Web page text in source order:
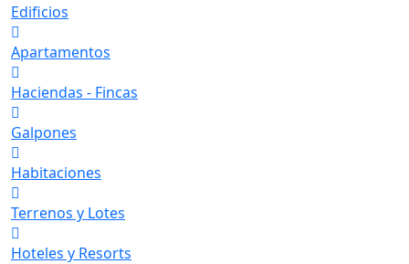
Edificios
Apartamentos
Haciendas - Fincas
Galpones
Habitaciones
Terrenos y Lotes
Hoteles y Resorts